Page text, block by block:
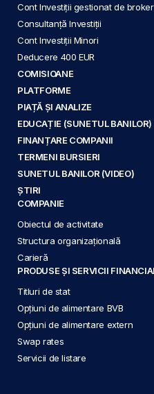
Cont Investiții gestionat de broker
Consultanță Investiții
Cont Investiții Minori
Deducere 400 EUR
COMISIOANE
PLATFORME
PIAȚĂ ȘI ANALIZE
EDUCAȚIE (SUNETUL BANILOR)
FINANȚARE COMPANII
TERMENI BURSIERI
SUNETUL BANILOR (VIDEO)
ȘTIRI
COMPANIE
Obiectul de activitate
Structura organizațională
Carieră
PRODUSE ȘI SERVICII
Titluri de stat
Opțiuni de alimentare BVB
Opțiuni de alimentare extern
Swap rates
Servicii de listare